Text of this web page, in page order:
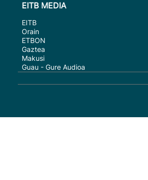
EITB MEDIA
EITB
Orain
ETBON
Gaztea
Makusi
Guau - Gure Audioa